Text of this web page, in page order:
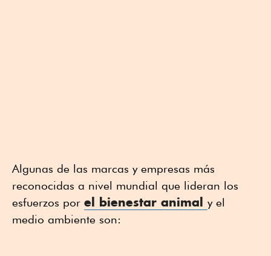
Algunas de las marcas y empresas más
reconocidas a nivel mundial que lideran los
esfuerzos por el bienestar animal y el
medio ambiente son: